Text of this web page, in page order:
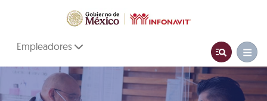
Empleadores